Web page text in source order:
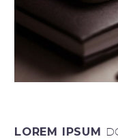
LOREM IPSUM